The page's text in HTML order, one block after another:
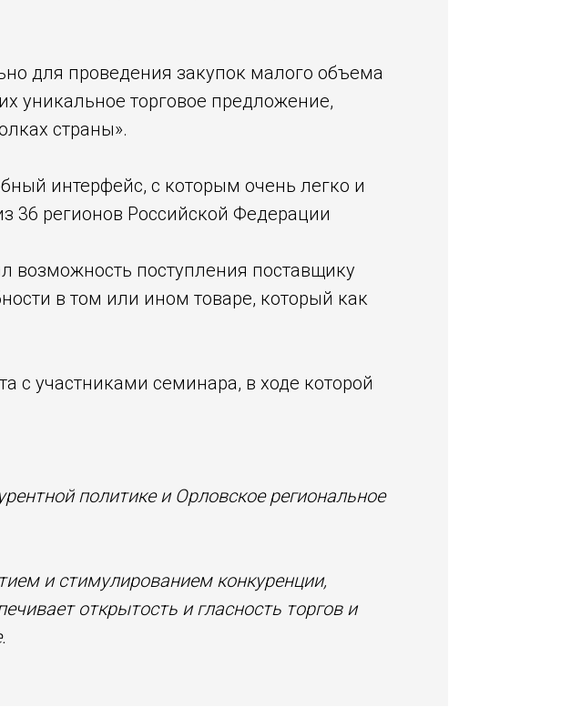
для проведения закупок малого объема
уникальное торговое предложение,
страны».
интерфейс, с которым очень легко и
36 регионов Российской Федерации
возможность поступления поставщику
в том или ином товаре, который как
с участниками семинара, в ходе которой
политике и Орловское региональное
и стимулированием конкуренции,
открытость и гласность торгов и